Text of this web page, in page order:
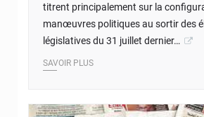
titrent principalement sur la
manœuvres politiques au sortir des
législatives du 31 juillet dernier…
SAVOIR PLUS